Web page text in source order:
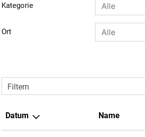
Kategorie
Ort
Filtern
Datum Name